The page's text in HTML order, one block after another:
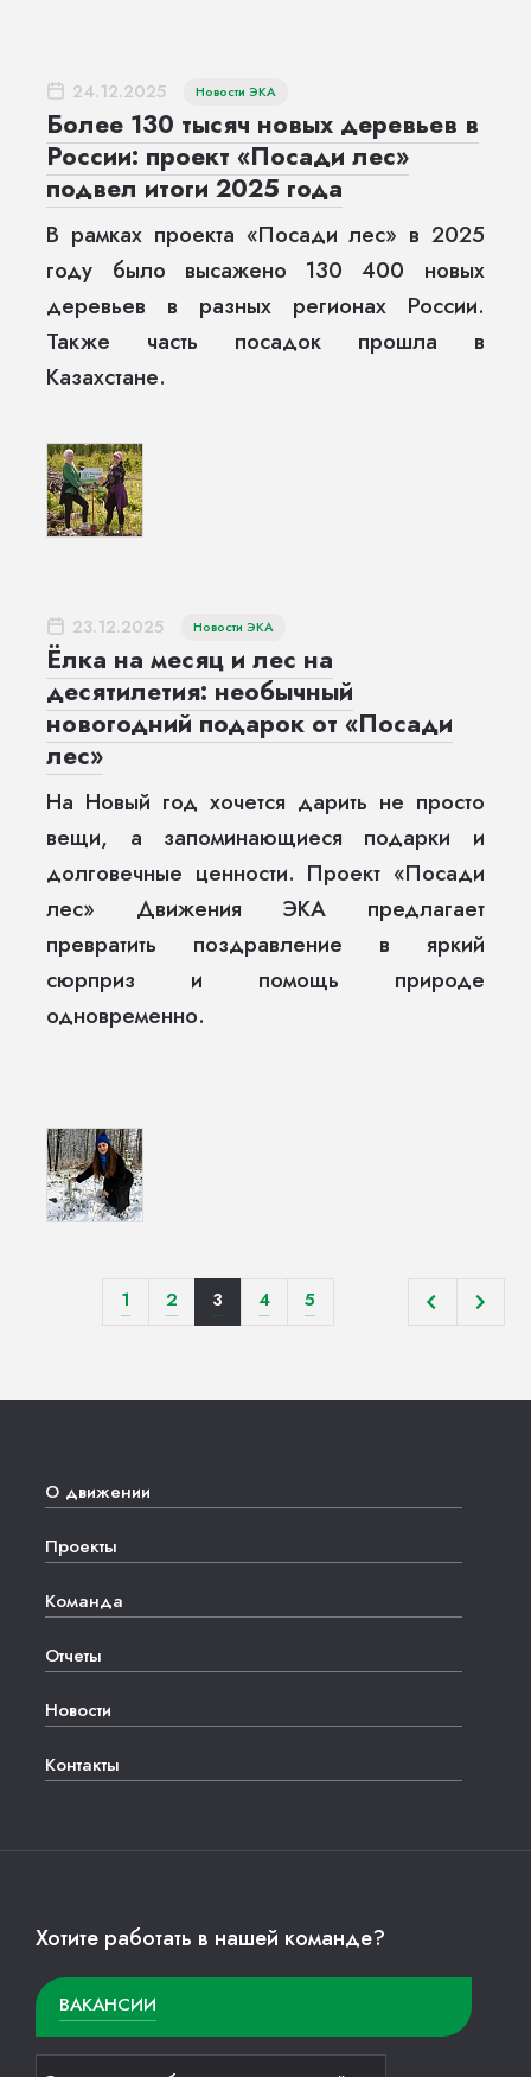
24.12.2025 Новости ЭКА
Более 130 тысяч новых деревьев в
России: проект «Посади лес»
подвел итоги 2025 года
В рамках проекта «Посади лес» в 2025
году было высажено 130 400 новых
деревьев в разных регионах России.
Также часть посадок прошла в
Казахстане.
23.12.2025 Новости ЭКА
Ёлка на месяц и лес на
десятилетия: необычный
новогодний подарок от «Посади
лес»
На Новый год хочется дарить не просто
вещи, а запоминающиеся подарки и
долговечные ценности. Проект «Посади
лес» Движения ЭКА предлагает
превратить поздравление в яркий
сюрприз и помощь природе
одновременно.
1 2 3 4 5
О движении
Проекты
Команда
Отчеты
Новости
Контакты
Хотите работать в нашей команде?
ВАКАНСИИ